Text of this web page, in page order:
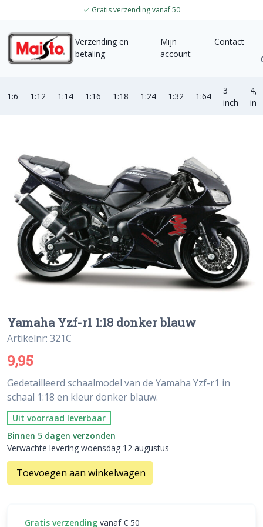
✓ Gratis verzending vanaf 50
Verzending en
betaling
Mijn
account
Contact
1:6 1:12 1:14 1:16 1:18 1:24 1:32 1:64
3
inch
4,5
Yamaha Yzf-r1 1:18 donker blauw
Artikelnr: 321C
9,95
Gedetailleerd schaalmodel van de Yamaha Yzf-r1 in
schaal 1:18 en kleur donker blauw.
Uit voorraad leverbaar
Binnen 5 dagen verzonden
Verwachte levering woensdag 12 augustus
Toevoegen aan winkelwagen
Gratis verzending vanaf € 50